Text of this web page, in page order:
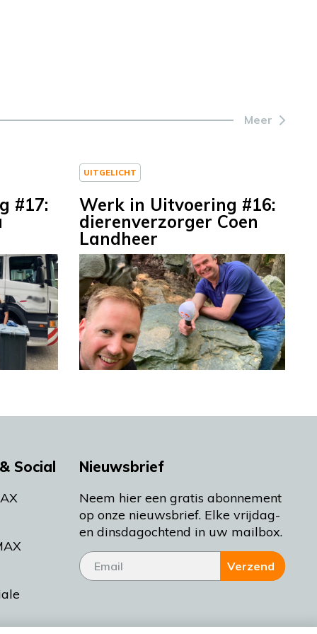
Meer
#17:
UITGELICHT
Werk in Uitvoering #16:
dierenverzorger Coen
Landheer
Social Nieuwsbrief
Neem hier een gratis abonnement
op onze nieuwsbrief. Elke vrijdag-
en dinsdagochtend in uw mailbox.
Verzend